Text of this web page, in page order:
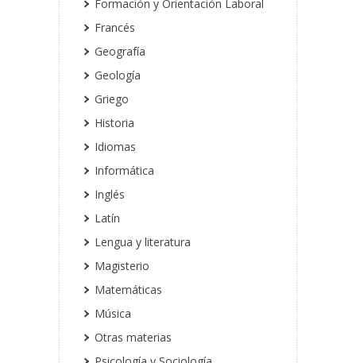
Formación y Orientación Laboral
Francés
Geografía
Geología
Griego
Historia
Idiomas
Informática
Inglés
Latín
Lengua y literatura
Magisterio
Matemáticas
Música
Otras materias